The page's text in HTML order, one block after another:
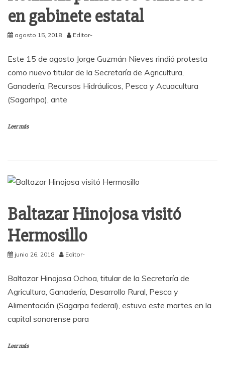
en gabinete estatal
agosto 15, 2018 Editor-
Este 15 de agosto Jorge Guzmán Nieves rindió protesta
como nuevo titular de la Secretaría de Agricultura,
Ganadería, Recursos Hidráulicos, Pesca y Acuacultura
(Sagarhpa), ante
Leer más
Baltazar Hinojosa visitó
Hermosillo
junio 26, 2018 Editor-
Baltazar Hinojosa Ochoa, titular de la Secretaría de
Agricultura, Ganadería, Desarrollo Rural, Pesca y
Alimentación (Sagarpa federal), estuvo este martes en la
capital sonorense para
Leer más